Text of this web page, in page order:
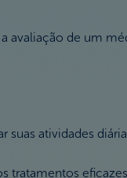
avaliação de um
suas atividades